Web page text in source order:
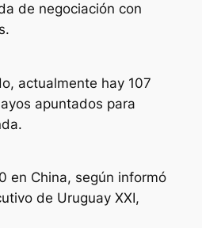
de negociación con
actualmente hay 107
apuntados para
en China, según informó
de Uruguay XXI,